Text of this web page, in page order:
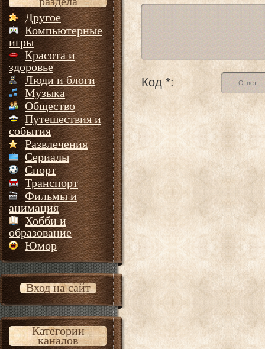
Другое
Компьютерные
игры
Красота и
здоровье
Люди и блоги
Музыка
Общество
Путешествия и
события
Развлечения
Сериалы
Спорт
Транспорт
Фильмы и
анимация
Хобби и
образование
Юмор
Вход на сайт
Категории
каналов
Код *: